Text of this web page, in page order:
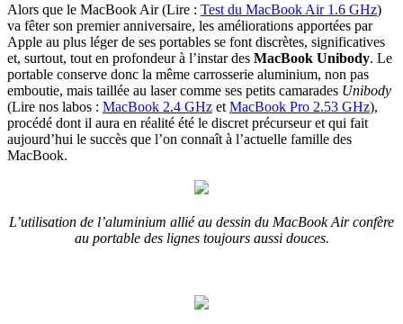
Alors que le MacBook Air (Lire : Test du MacBook Air 1.6 GHz)
va fêter son premier anniversaire, les améliorations apportées par
Apple au plus léger de ses portables se font discrètes, significatives
et, surtout, tout en profondeur à l’instar des MacBook Unibody. Le
portable conserve donc la même carrosserie aluminium, non pas
emboutie, mais taillée au laser comme ses petits camarades Unibody
(Lire nos labos : MacBook 2.4 GHz et MacBook Pro 2.53 GHz),
procédé dont il aura en réalité été le discret précurseur et qui fait
aujourd’hui le succès que l’on connaît à l’actuelle famille des
MacBook.
L’utilisation de l’aluminium allié au dessin du MacBook Air confère
au portable des lignes toujours aussi douces.